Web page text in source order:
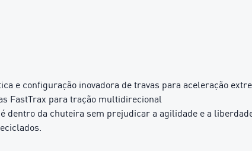
e configuração inovadora de travas para aceleração
FastTrax para tração multidirecional
dentro da chuteira sem prejudicar a agilidade e a